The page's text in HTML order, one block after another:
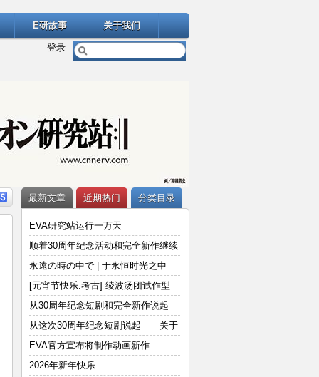
E研故事 关于我们
登录
最新文章 近期热门 分类目录
EVA研究站运行一万天
顺着30周年纪念活动和完全新作继续
说
永遠の時の中で | 于永恒时光之中
[元宵节快乐.考古] 绫波汤团试作型
从30周年纪念短剧和完全新作说起
—
从这次30周年纪念短剧说起——关于
明
EVA官方宣布将制作动画新作
2026年新年快乐